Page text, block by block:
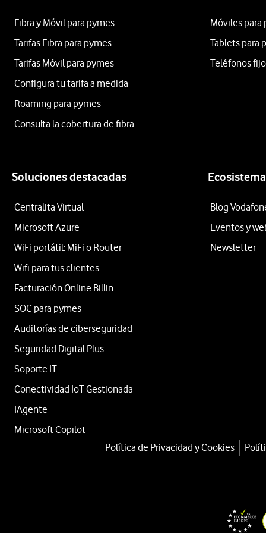
Fibra y Móvil para pymes
Tarifas Fibra para pymes
Tarifas Móvil para pymes
Configura tu tarifa a medida
Roaming para pymes
Consulta la cobertura de fibra
Móviles para
Tablets para
Teléfonos
Soluciones destacadas
Centralita Virtual
Microsoft Azure
WiFi portátil: MiFi o Router
Wifi para tus clientes
Facturación Online Billin
SOC para pymes
Auditorías de ciberseguridad
Seguridad Digital Plus
Soporte IT
Conectividad IoT Gestionada
IAgente
Microsoft Copilot
Blog
Eventos y
Newsletter
Política de Privacidad y Cookies